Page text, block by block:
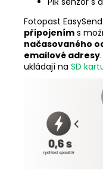
Fotopast
připojením s
načasovaného
emailové adresy
ukládají na SD